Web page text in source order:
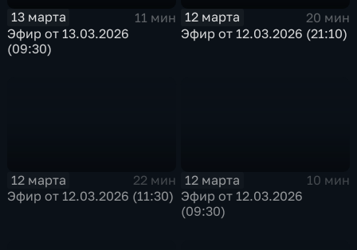
13 марта
11 мин
Эфир от 13.03.2026
(09:30)
12 марта
20 мин
Эфир от 12.03.2026 (21:10)
12 марта
22 мин
Эфир от 12.03.2026 (11:30)
12 марта
10 мин
Эфир от 12.03.2026
(09:30)